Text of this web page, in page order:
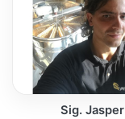
Sig. Jasper